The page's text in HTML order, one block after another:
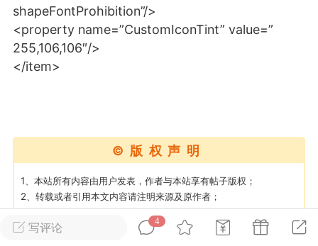
卖挂
禁止发布联机可用的作弊模组，
单机辅助引流私下售卖服务器外挂！
作弊模组的发布规范近期收到一些信息
作弊模组在联机服务器使用,为了维护游
汉
72 2.21w
大人
Lv.8
写评论
4
shapeFontProhibition”/>
<property name=”CustomIconTint” value=”
255,106,106″/>
</item>
©版权声明
1、本站所有内容由用户发表，作者与本站享有帖子版权；
2、转载或者引用本文内容请注明来源及原作者；
3、如内容侵犯到任何版权，请联系本站将及时予与删除；
4、遇到MOD提取码错误或链接失效，请检查提取码是否复制了空